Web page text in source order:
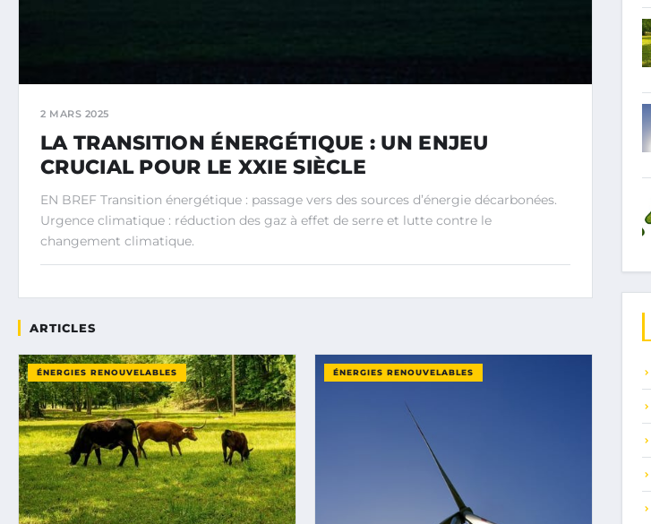
2 MARS 2025
LA TRANSITION ÉNERGÉTIQUE : UN ENJEU
CRUCIAL POUR LE XXIE SIÈCLE
EN BREF Transition énergétique : passage vers des sources d’énergie décarbonées.
Urgence climatique : réduction des gaz à effet de serre et lutte contre le
changement climatique.
ARTICLES
ÉNERGIES RENOUVELABLES ÉNERGIES RENOUVELABLES